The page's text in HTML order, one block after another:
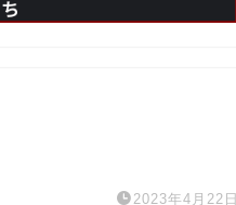
2023年4月22日